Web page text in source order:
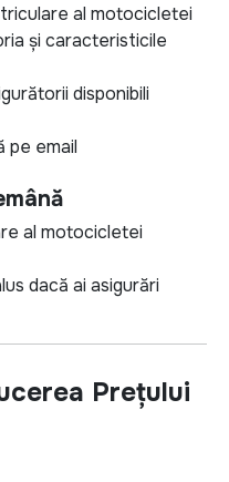
al motocicletei
și caracteristicile
disponibili
pe email
al motocicletei
dacă ai asigurări
Prețului